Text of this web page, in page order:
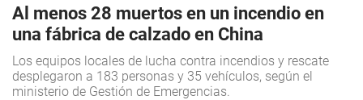
Al menos 28 muertos en un incendio en
una fábrica de calzado en China
Los equipos locales de lucha contra incendios y rescate
desplegaron a 183 personas y 35 vehículos, según el
ministerio de Gestión de Emergencias.